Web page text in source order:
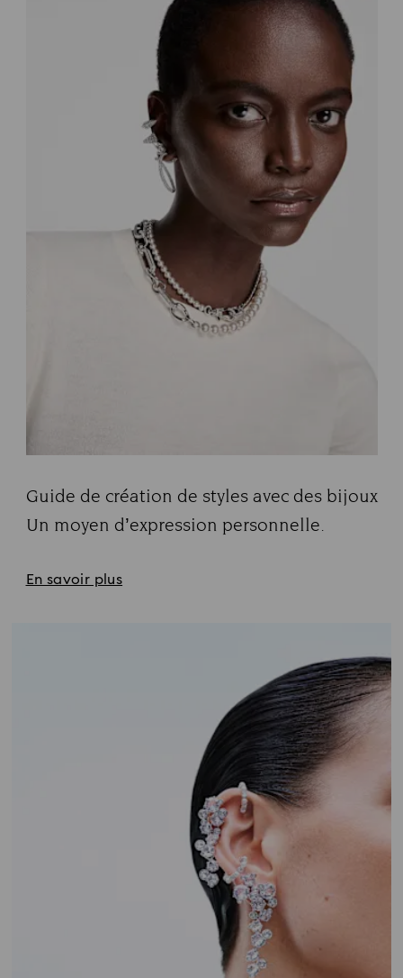
Guide de création de styles avec des bijoux
Un moyen d’expression personnelle.
En savoir plus